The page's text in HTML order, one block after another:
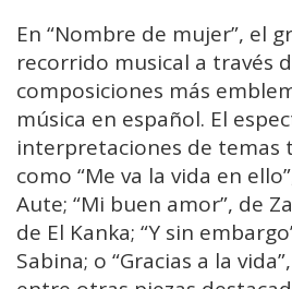
En “Nombre de mujer”, el
recorrido musical a través
composiciones más
música en español. El
interpretaciones de temas
como “Me va la vida en
Aute; “Mi buen amor”, de
de El Kanka; “Y sin
Sabina; o “Gracias a la